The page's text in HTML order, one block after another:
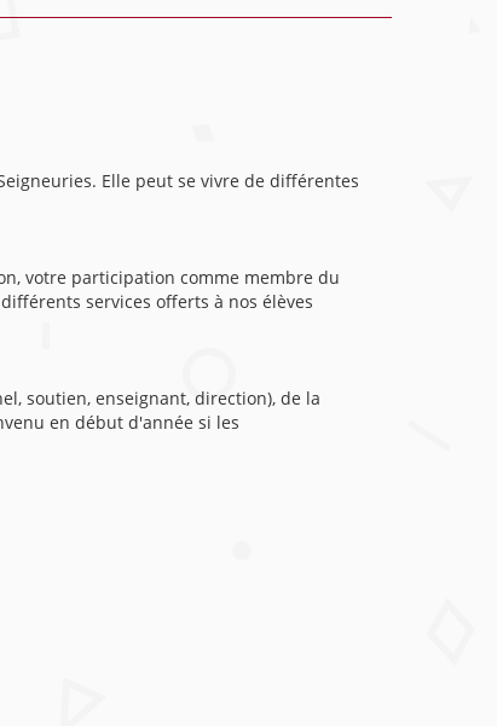
Elle peut se vivre de différentes
votre participation comme membre du
services offerts à nos élèves
soutien, enseignant, direction), de la
en début d'année si les